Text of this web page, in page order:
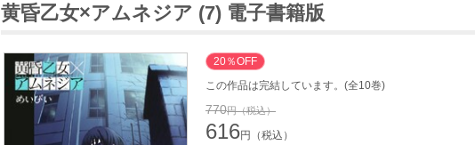
黄昏乙女×アムネジア (7) 電子書籍版
20％OFF
この作品は完結しています。(全10巻)
770円（税込）
616円（税込）